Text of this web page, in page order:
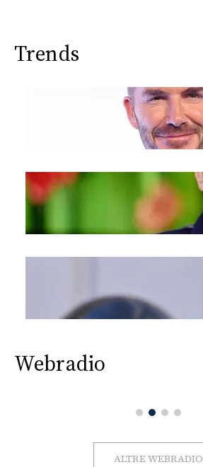
Trends
Webradio
ALTRE WEBRADIO